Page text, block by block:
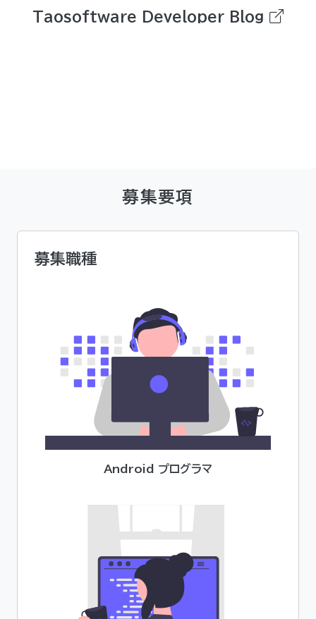
Taosoftware Developer Blog
募集要項
募集職種
Android プログラマ